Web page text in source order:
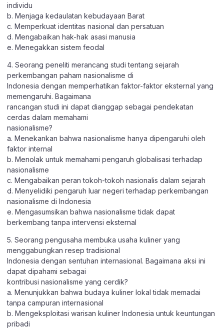
individu
b. Menjaga kedaulatan kebudayaan Barat
c. Memperkuat identitas nasional dan persatuan
d. Mengabaikan hak-hak asasi manusia
e. Menegakkan sistem feodal
4. Seorang peneliti merancang studi tentang sejarah
perkembangan paham nasionalisme di
Indonesia dengan memperhatikan faktor-faktor eksternal yang
memengaruhi. Bagaimana
rancangan studi ini dapat dianggap sebagai pendekatan
cerdas dalam memahami
nasionalisme?
a. Menekankan bahwa nasionalisme hanya dipengaruhi oleh
faktor internal
b. Menolak untuk memahami pengaruh globalisasi terhadap
nasionalisme
c. Mengabaikan peran tokoh-tokoh nasionalis dalam sejarah
d. Menyelidiki pengaruh luar negeri terhadap perkembangan
nasionalisme di Indonesia
e. Mengasumsikan bahwa nasionalisme tidak dapat
berkembang tanpa intervensi eksternal
5. Seorang pengusaha membuka usaha kuliner yang
menggabungkan resep tradisional
Indonesia dengan sentuhan internasional. Bagaimana aksi ini
dapat dipahami sebagai
kontribusi nasionalisme yang cerdik?
a. Menunjukkan bahwa budaya kuliner lokal tidak memadai
tanpa campuran internasional
b. Mengeksploitasi warisan kuliner Indonesia untuk keuntungan
pribadi